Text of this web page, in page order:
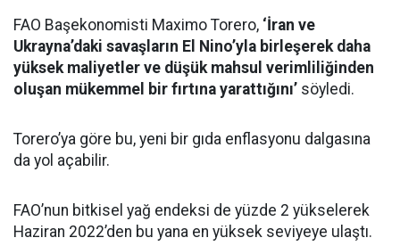
FAO Başekonomisti Maximo Torero, ‘İran ve
Ukrayna’daki savaşların El Nino’yla birleşerek daha
yüksek maliyetler ve düşük mahsul verimliliğinden
oluşan mükemmel bir fırtına yarattığını’ söyledi.
Torero’ya göre bu, yeni bir gıda enflasyonu dalgasına
da yol açabilir.
FAO’nun bitkisel yağ endeksi de yüzde 2 yükselerek
Haziran 2022’den bu yana en yüksek seviyeye ulaştı.